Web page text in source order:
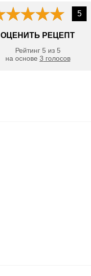
5
ОЦЕНИТЬ РЕЦЕПТ
Рейтинг 5 из 5
на основе 3 голосов